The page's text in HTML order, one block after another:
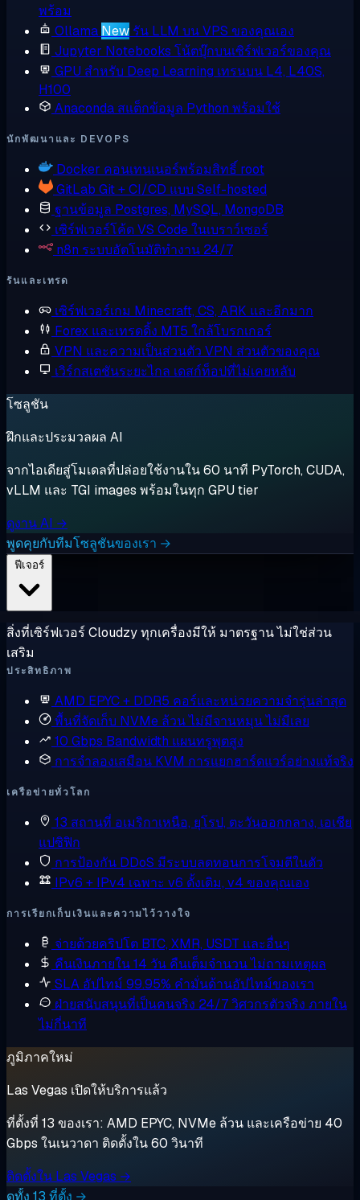
พร้อม
Ollama New รัน LLM บน VPS ของคุณเอง
Jupyter Notebooks โน้ตบุ๊กบนเซิร์ฟเวอร์ของคุณ
GPU สำหรับ Deep Learning เทรนบน L4, L40S,
H100
Anaconda สแต็กข้อมูล Python พร้อมใช้
นักพัฒนาและ DEVOPS
Docker คอนเทนเนอร์พร้อมสิทธิ์ root
GitLab Git + CI/CD แบบ Self-hosted
ฐานข้อมูล Postgres, MySQL, MongoDB
เซิร์ฟเวอร์โค้ดVS Code ในเบราว์เซอร์
n8n ระบบอัตโนมัติทำงาน 24/7
รันและเทรด
เซิร์ฟเวอร์เกม Minecraft, CS, ARK และอีกมาก
Forex และเทรดดิ้ง MT5 ใกล้โบรกเกอร์
VPN และความเป็นส่วนตัว VPN ส่วนตัวของคุณ
เวิร์กสเตชันระยะไกล เดสก์ท็อปที่ไม่เคยหลับ
โซลูชัน
ฝึกและประมวลผล AI
จากไอเดียสู่โมเดลที่ปล่อยใช้งานใน 60 นาที PyTorch, CUDA,
vLLM และ TGI images พร้อมในทุก GPU tier
ดูงาน AI →
พูดคุยกับทีมโซลูชันของเรา →
สิ่งที่เซิร์ฟเวอร์ Cloudzy ทุกเครื่องมีให้ มาตรฐาน ไม่ใช่ส่วน
เสริม
ประสิทธิภาพ
AMD EPYC + DDR5 คอร์และหน่วยความจำรุ่นล่าสุด
พื้นที่จัดเก็บ NVMe ล้วนไม่มีจานหมุน ไม่มีเลย
10 Gbps Bandwidth แผนทรูพุตสูง
การจำลองเสมือน KVM การแยกฮาร์ดแวร์อย่างแท้จริง
เครือข่ายทั่วโลก
13 สถานที่ อเมริกาเหนือ, ยุโรป, ตะวันออกกลาง, เอเชีย
แปซิฟิก
การป้องกัน DDoS มีระบบลดทอนการโจมตีในตัว
IPv6 + IPv4 เฉพาะ v6 ดั้งเดิม, v4 ของคุณเอง
การเรียกเก็บเงินและความไว้วางใจ
จ่ายด้วยคริปโต BTC, XMR, USDT และอื่นๆ
คืนเงินภายใน 14 วัน คืนเต็มจำนวน ไม่ถามเหตุผล
SLA อัปไทม์ 99.95% คำมั่นด้านอัปไทม์ของเรา
ฝ่ายสนับสนุนที่เป็นคนจริง 24/7วิศวกรตัวจริง ภายใน
ไม่กี่นาที
ภูมิภาคใหม่
Las Vegas เปิดให้บริการแล้ว
ที่ตั้งที่ 13 ของเรา: AMD EPYC, NVMe ล้วน และเครือข่าย 40
Gbps ในเนวาดา ติดตั้งใน 60 วินาที
ติดตั้งใน Las Vegas →
ดูทั้ง 13 ที่ตั้ง →